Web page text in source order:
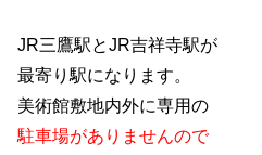
JR三鷹駅とJR吉祥寺駅が
最寄り駅になります。
美術館敷地内外に専用の
駐車場がありませんので